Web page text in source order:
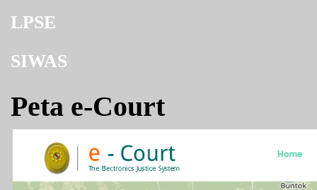
LPSE
SIWAS
Peta e-Court